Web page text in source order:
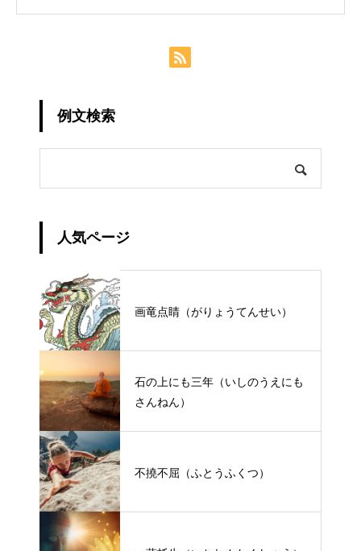
例文検索
人気ページ
画竜点睛（がりょうてんせい）
石の上にも三年（いしのうえにも
さんねん）
不撓不屈（ふとうふくつ）